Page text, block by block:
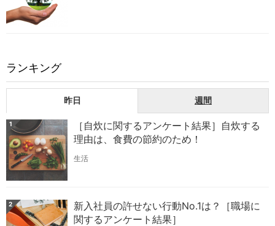
ランキング
昨日 週間
1
［自炊に関するアンケート結果］自炊する
理由は、食費の節約のため！
生活
2
新入社員の許せない行動No.1は？［職場に
関するアンケート結果］